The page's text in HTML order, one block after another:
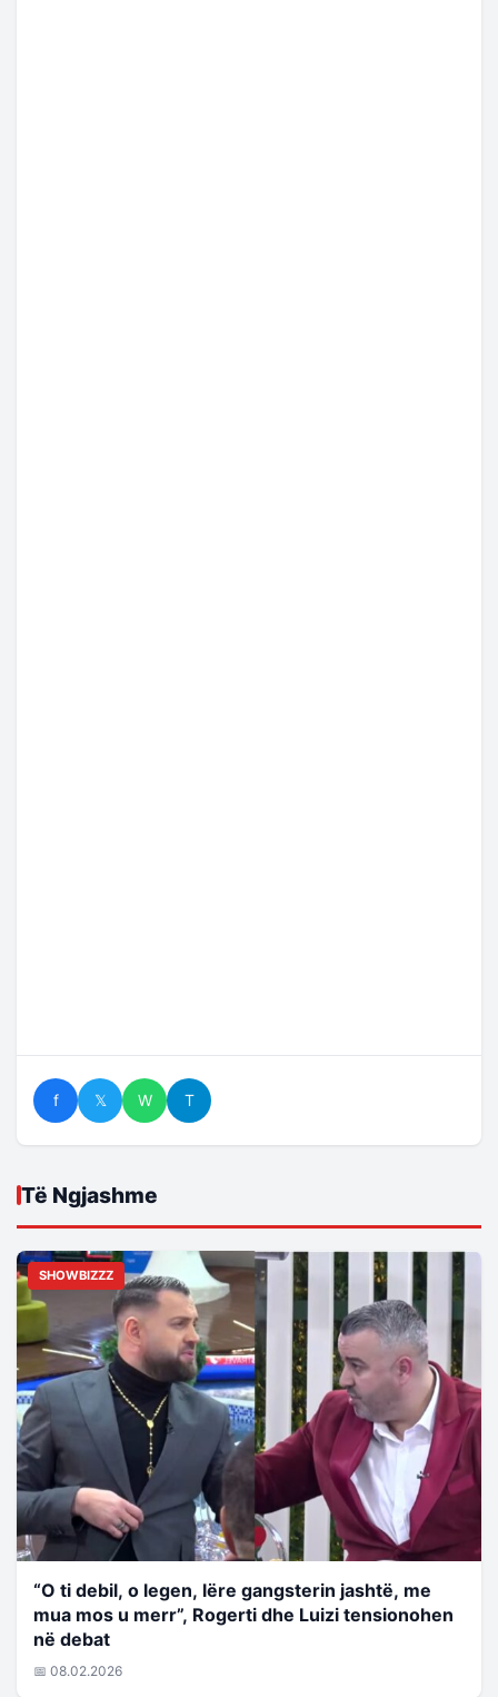
f 𝕏 W T
Të Ngjashme
SHOWBIZZZ
“O ti debil, o legen, lëre gangsterin jashtë, me
mua mos u merr”, Rogerti dhe Luizi tensionohen
në debat
📅 08.02.2026